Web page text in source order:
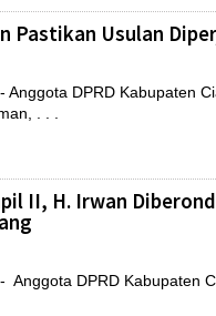
Pastikan Usulan
Anggota DPRD Kabupaten
. . .
II, H. Irwan
Anggota DPRD Kabupaten